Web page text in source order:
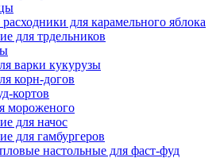
для карамельного яблока
для трдельников
варки кукурузы
корн-догов
кортов
мороженого
для начос
для гамбургеров
настольные для фаст-фуд